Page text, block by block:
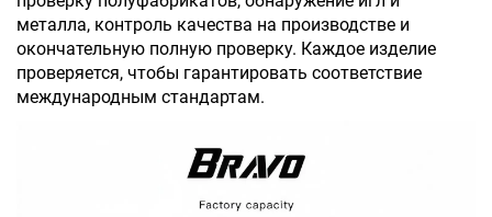
металла, контроль качества на производстве и
окончательную полную проверку. Каждое изделие
проверяется, чтобы гарантировать соответствие
международным стандартам.